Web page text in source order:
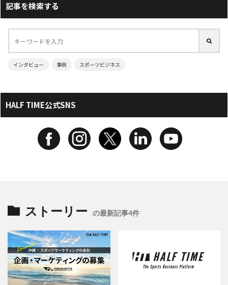
記事を検索する
インタビュー 事例 スポーツビジネス
HALF TIME公式SNS
ストーリー の最新記事4件